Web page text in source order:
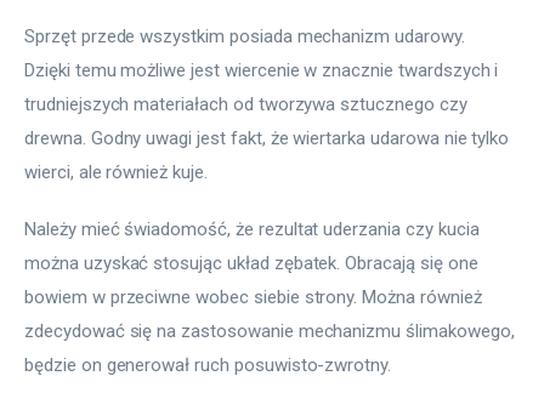
Sprzęt przede wszystkim posiada mechanizm udarowy.
Dzięki temu możliwe jest wiercenie w znacznie twardszych i
trudniejszych materiałach od tworzywa sztucznego czy
drewna. Godny uwagi jest fakt, że wiertarka udarowa nie tylko
wierci, ale również kuje.
Należy mieć świadomość, że rezultat uderzania czy kucia
można uzyskać stosując układ zębatek. Obracają się one
bowiem w przeciwne wobec siebie strony. Można również
zdecydować się na zastosowanie mechanizmu ślimakowego,
będzie on generował ruch posuwisto-zwrotny.